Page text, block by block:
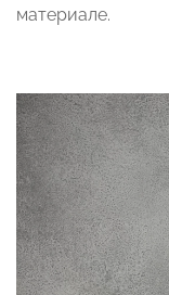
материале.